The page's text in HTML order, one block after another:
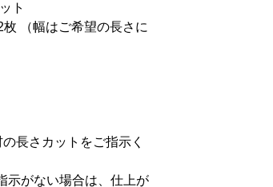
ト
（幅はご希望の長さに
長さカットをご指示く
示がない場合は、仕上が